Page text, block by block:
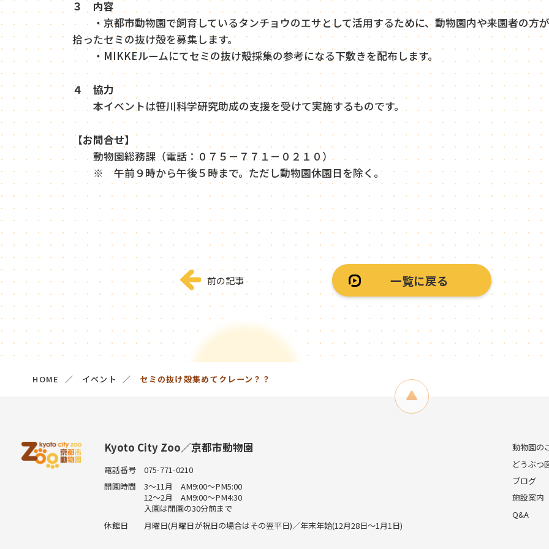
３ 内容
・京都市動物園で飼育しているタンチョウのエサとして活用するために、動物園内や来園者の方が
拾ったセミの抜け殻を募集します。
・MIKKEルームにてセミの抜け殻採集の参考になる下敷きを配布します。
４ 協力
本イベントは笹川科学研究助成の支援を受けて実施するものです。
【お問合せ】
動物園総務課（電話：０７５－７７１－０２１０）
※ 午前９時から午後５時まで。ただし動物園休園日を除く。
前の記事 一覧に戻る
HOME イベント セミの抜け殻集めてクレーン？？
Kyoto City Zoo／京都市動物園
電話番号
075-771-0210
開園時間
3～11月 AM9:00～PM5:00
12～2月 AM9:00～PM4:30
入園は閉園の30分前まで
休館日
月曜日(月曜日が祝日の場合はその翌平日)／年末年始(12月28日～1月1日)
動物園の
どうぶつ
ブログ
施設案内
Q&A